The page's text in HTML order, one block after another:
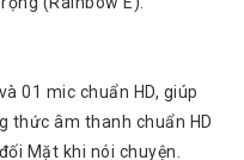
01 mic chuẩn HD, giúp
thức âm thanh chuẩn HD
Mặt khi nói chuyện.